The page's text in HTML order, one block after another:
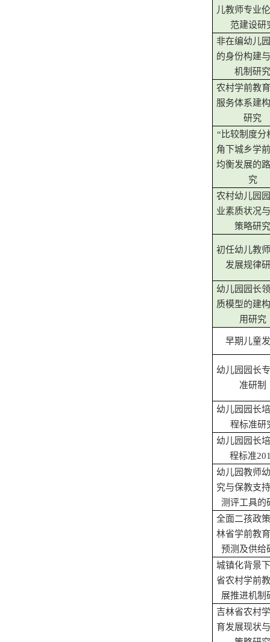
儿教师专业
范建设研
非在编幼儿
的身份构建
机制研
农村学前教
服务体系建
研究
“比较制度分
角下城乡学
均衡发展的
究
农村幼儿园
业素质状况
策略研
初任幼儿教
发展规律
幼儿园园长
质模型的建
用研究
早期儿童
幼儿园园长
准研制
幼儿园园长
程标准研
幼儿园园长
程标准
幼儿园教师
究与保教支
测评工具的
全面二孩政
林省学前教
预测及供给
城镇化背景
省农村学前
展推进机制
吉林省农村
育发展现状